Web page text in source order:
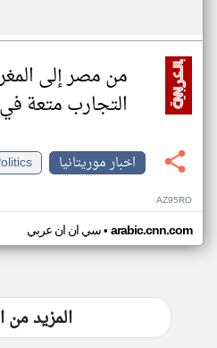
من مصر إلى
التجارب متعة
اخبار موريتانيا
AZ95RO
سي ان ان عربي• arabic.cnn.com
المزيد من